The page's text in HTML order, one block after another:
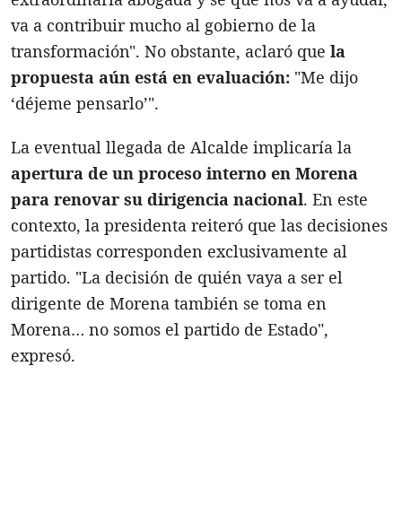
va a contribuir mucho al gobierno de la
transformación". No obstante, aclaró que la
propuesta aún está en evaluación: "Me dijo
‘déjeme pensarlo’".
La eventual llegada de Alcalde implicaría la
apertura de un proceso interno en Morena
para renovar su dirigencia nacional. En este
contexto, la presidenta reiteró que las decisiones
partidistas corresponden exclusivamente al
partido. "La decisión de quién vaya a ser el
dirigente de Morena también se toma en
Morena… no somos el partido de Estado",
expresó.